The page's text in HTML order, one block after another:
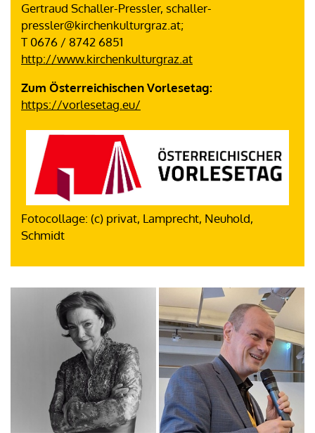
Gertraud Schaller-Pressler, schaller-
pressler@kirchenkulturgraz.at;
T 0676 / 8742 6851
http://www.kirchenkulturgraz.at
Zum Österreichischen Vorlesetag:
https://vorlesetag.eu/
Fotocollage: (c) privat, Lamprecht, Neuhold,
Schmidt